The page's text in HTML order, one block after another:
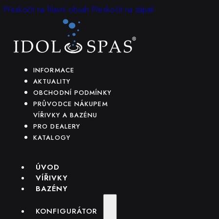
Přeskočit na hlavní obsah Přeskočit na zápatí
INFORMACE
AKTUALITY
OBCHODNÍ PODMÍNKY
PRŮVODCE NÁKUPEM
VÍŘIVKY A BAZÉNU
PRO DEALERY
KATALOGY
ÚVOD
VÍŘIVKY
BAZÉNY
KONFIGURÁTOR